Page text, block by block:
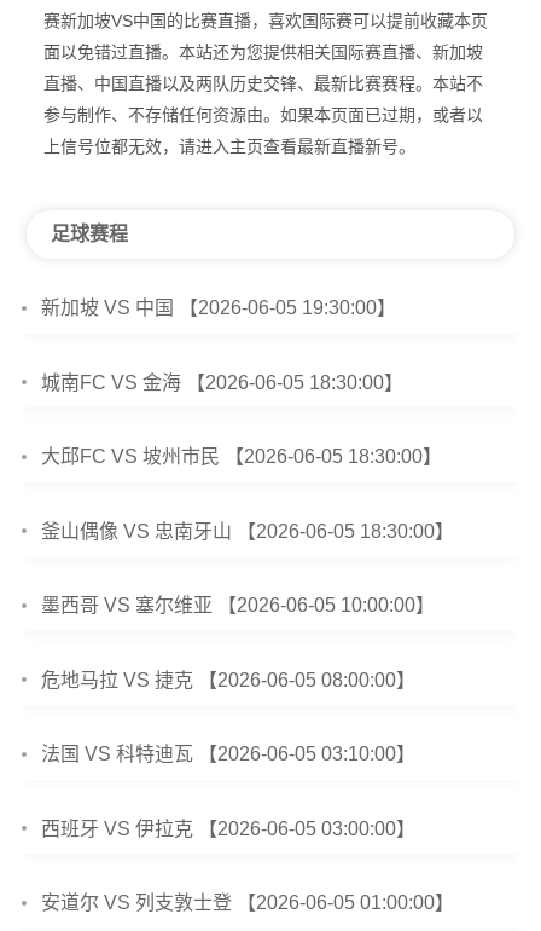
赛新加坡VS中国的比赛直播，喜欢国际赛可以提前收藏本页
面以免错过直播。本站还为您提供相关国际赛直播、新加坡
直播、中国直播以及两队历史交锋、最新比赛赛程。本站不
参与制作、不存储任何资源由。如果本页面已过期，或者以
上信号位都无效，请进入主页查看最新直播新号。
足球赛程
新加坡 VS 中国 【2026-06-05 19:30:00】
城南FC VS 金海 【2026-06-05 18:30:00】
大邱FC VS 坡州市民 【2026-06-05 18:30:00】
釜山偶像 VS 忠南牙山 【2026-06-05 18:30:00】
墨西哥 VS 塞尔维亚 【2026-06-05 10:00:00】
危地马拉 VS 捷克 【2026-06-05 08:00:00】
法国 VS 科特迪瓦 【2026-06-05 03:10:00】
西班牙 VS 伊拉克 【2026-06-05 03:00:00】
安道尔 VS 列支敦士登 【2026-06-05 01:00:00】